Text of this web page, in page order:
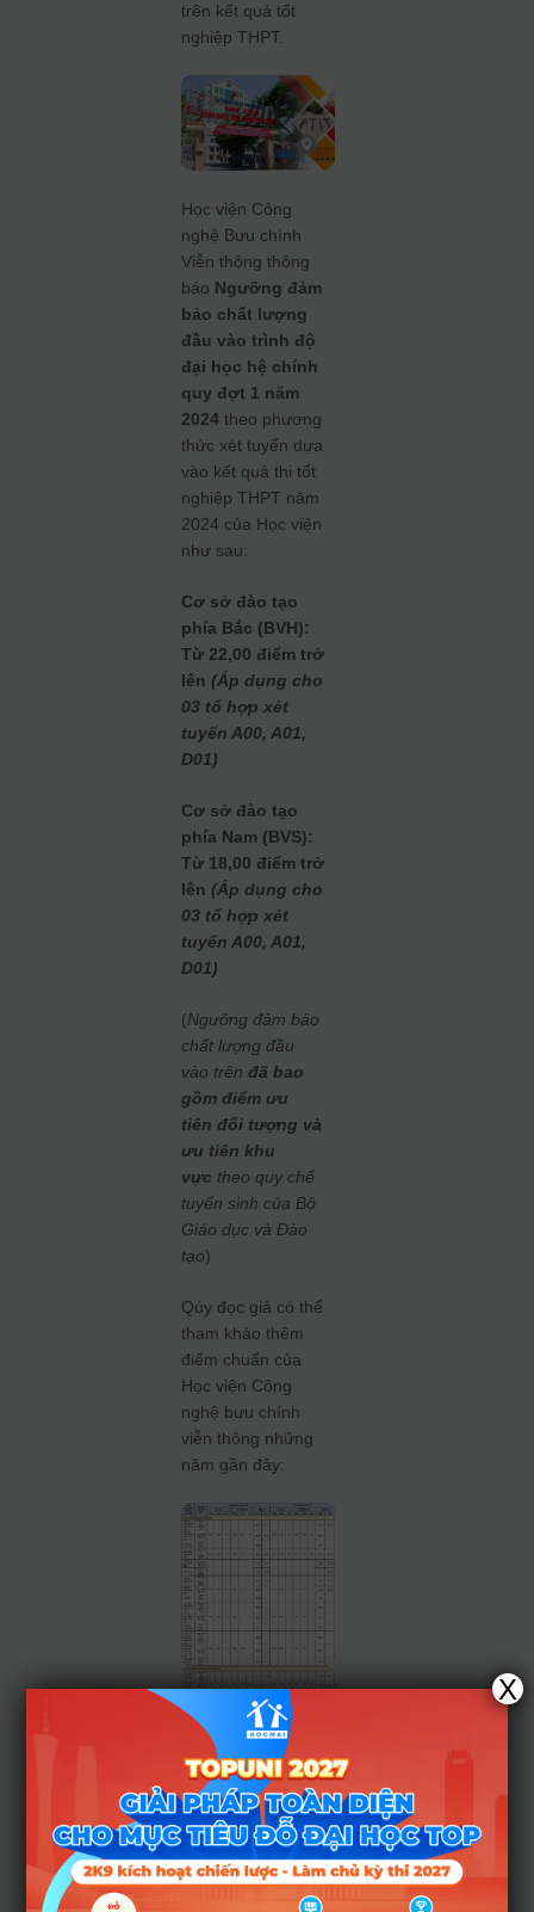
trên kết quả tốt
nghiệp THPT.
Học viện Công
nghệ Bưu chính
Viễn thông thông
báo Ngưỡng đảm
bảo chất lượng
đầu vào trình độ
đại học hệ chính
quy đợt 1 năm
2024 theo phương
thức xét tuyển dựa
vào kết quả thi tốt
nghiệp THPT năm
2024 của Học viện
như sau:
Cơ sở đào tạo
phía Bắc (BVH):
Từ 22,00 điểm trở
lên (Áp dụng cho
03 tổ hợp xét
tuyển A00, A01,
D01)
Cơ sở đào tạo
phía Nam (BVS):
Từ 18,00 điểm trở
lên (Áp dụng cho
03 tổ hợp xét
tuyển A00, A01,
D01)
(Ngưỡng đảm bảo
chất lượng đầu
vào trênđã bao
gồm điểm ưu
tiên đối tượng và
ưu tiên khu
vực theo quy chế
tuyển sinh của Bộ
Giáo dục và Đào
tạo)
Qúy đọc giả có thể
tham khảo thêm
điểm chuẩn của
Học viện Công
nghệ bưu chính
viễn thông những
năm gần đây:
X